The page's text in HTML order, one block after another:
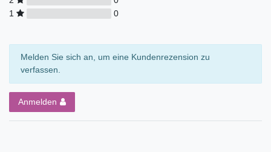
1
0
Melden Sie sich an, um eine Kundenrezension zu
verfassen.
Anmelden